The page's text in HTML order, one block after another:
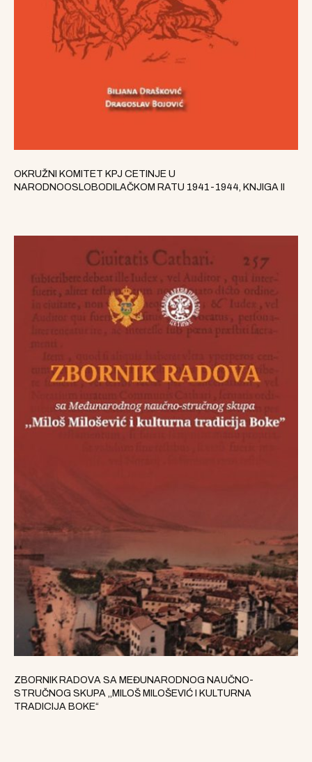
OKRUŽNI KOMITET KPJ CETINJE U
NARODNOOSLOBODILAČKOM RATU 1941-1944, KNJIGA II
ZBORNIK RADOVA SA MEĐUNARODNOG NAUČNO-
STRUČNOG SKUPA ,,MILOŠ MILOŠEVIĆ I KULTURNA
TRADICIJA BOKE“